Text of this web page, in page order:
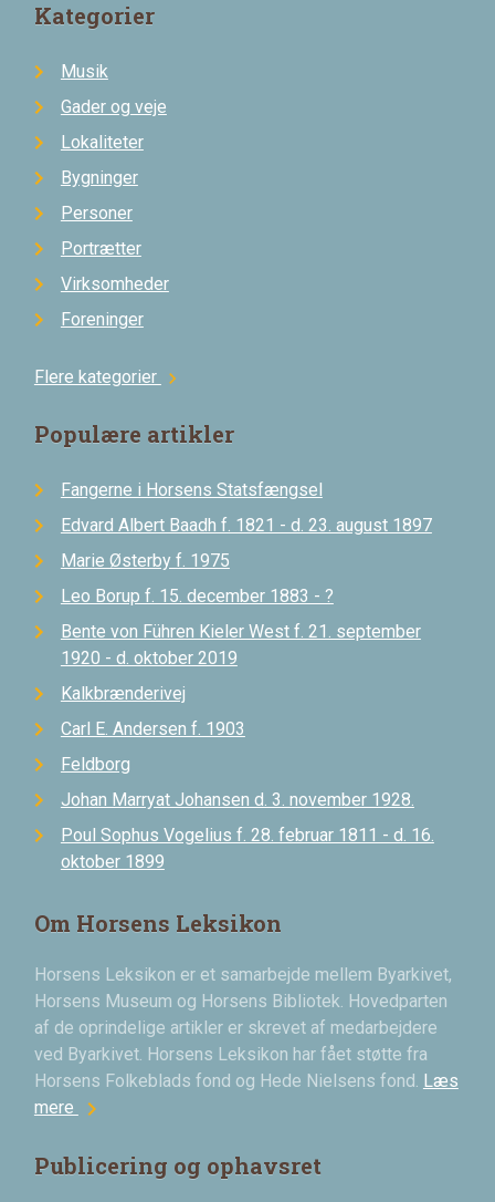
Kategorier
Musik
Gader og veje
Lokaliteter
Bygninger
Personer
Portrætter
Virksomheder
Foreninger
Flere kategorier chevron_right
Populære artikler
Fangerne i Horsens Statsfængsel
Edvard Albert Baadh f. 1821 - d. 23. august 1897
Marie Østerby f. 1975
Leo Borup f. 15. december 1883 - ?
Bente von Führen Kieler West f. 21. september
1920 - d. oktober 2019
Kalkbrænderivej
Carl E. Andersen f. 1903
Feldborg
Johan Marryat Johansen d. 3. november 1928.
Poul Sophus Vogelius f. 28. februar 1811 - d. 16.
oktober 1899
Om Horsens Leksikon
Horsens Leksikon er et samarbejde mellem Byarkivet,
Horsens Museum og Horsens Bibliotek. Hovedparten
af de oprindelige artikler er skrevet af medarbejdere
ved Byarkivet. Horsens Leksikon har fået støtte fra
Horsens Folkeblads fond og Hede Nielsens fond. Læs
mere chevron_right
Publicering og ophavsret